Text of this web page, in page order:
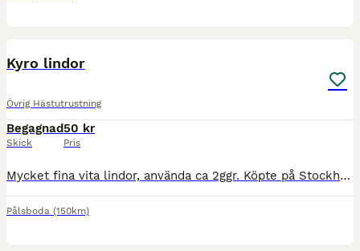
Kyro lindor
Övrig Hästutrustning
Begagnad
Skick
50 kr
Pris
Mycket fina vita lindor, använda ca 2ggr. Köpte på Stockholm horse show 2021/2022 tror jag. Ej tvättat dom så finns någon svag fläck från sand men som garanterat går bort i tvätt.
Pålsboda (150km)